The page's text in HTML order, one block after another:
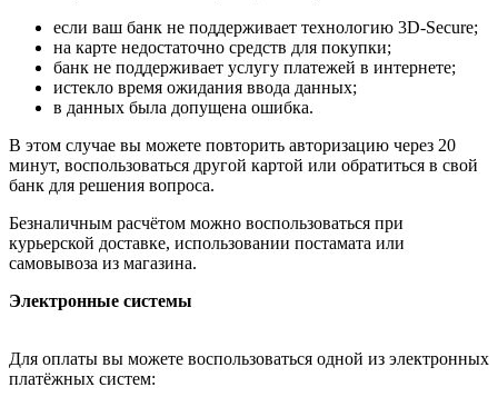
если ваш банк не поддерживает технологию 3D-Secure;
на карте недостаточно средств для покупки;
банк не поддерживает услугу платежей в интернете;
истекло время ожидания ввода данных;
в данных была допущена ошибка.
В этом случае вы можете повторить авторизацию через 20
минут, воспользоваться другой картой или обратиться в свой
банк для решения вопроса.
Безналичным расчётом можно воспользоваться при
курьерской доставке, использовании постамата или
самовывоза из магазина.
Электронные системы
Для оплаты вы можете воспользоваться одной из электронных
платёжных систем: